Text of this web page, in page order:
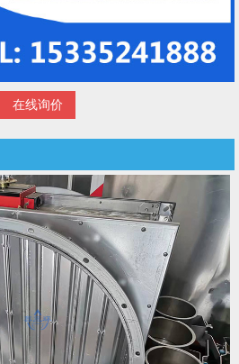
在线询价